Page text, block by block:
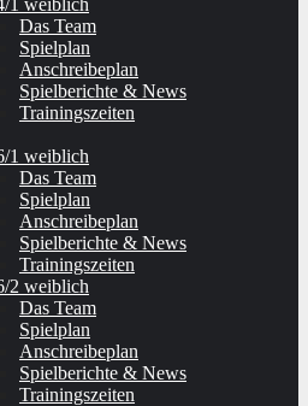
1 weiblich
Das Team
Spielplan
Anschreibeplan
Spielberichte & News
Trainingszeiten
1 weiblich
Das Team
Spielplan
Anschreibeplan
Spielberichte & News
Trainingszeiten
2 weiblich
Das Team
Spielplan
Anschreibeplan
Spielberichte & News
Trainingszeiten